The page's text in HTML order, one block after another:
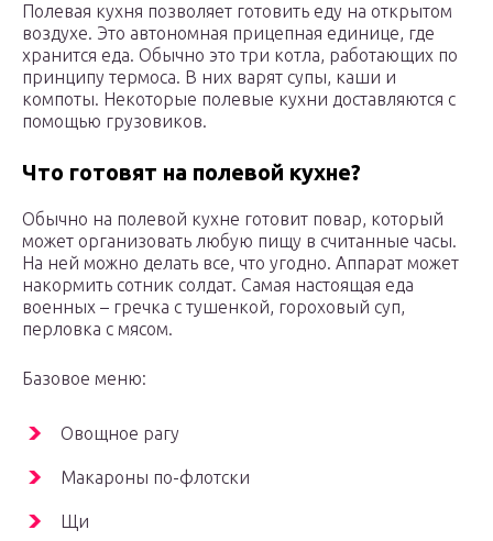
Полевая кухня позволяет готовить еду на открытом
воздухе. Это автономная прицепная единице, где
хранится еда. Обычно это три котла, работающих по
принципу термоса. В них варят супы, каши и
компоты. Некоторые полевые кухни доставляются с
помощью грузовиков.
Что готовят на полевой кухне?
Обычно на полевой кухне готовит повар, который
может организовать любую пищу в считанные часы.
На ней можно делать все, что угодно. Аппарат может
накормить сотник солдат. Самая настоящая еда
военных – гречка с тушенкой, гороховый суп,
перловка с мясом.
Базовое меню:
Овощное рагу
Макароны по-флотски
Щи